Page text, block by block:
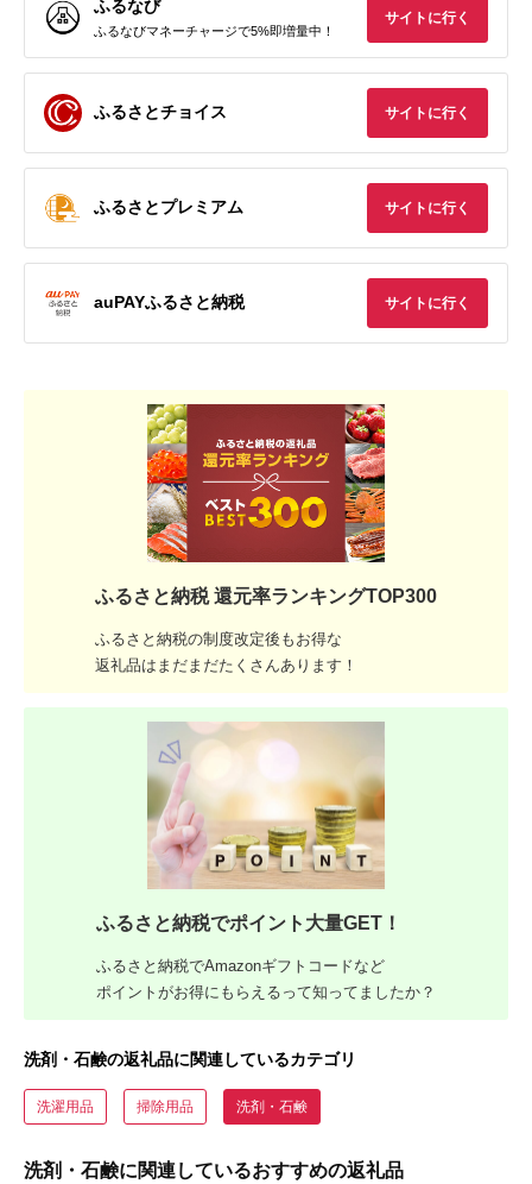
ふるなび
ふるなびマネーチャージで5%即増量中！
サイトに行く
ふるさとチョイス サイトに行く
ふるさとプレミアム サイトに行く
auPAYふるさと納税 サイトに行く
ふるさと納税 還元率ランキングTOP300
ふるさと納税の制度改定後もお得な
返礼品はまだまだたくさんあります！
ふるさと納税でポイント大量GET！
ふるさと納税でAmazonギフトコードなど
ポイントがお得にもらえるって知ってましたか？
洗剤・石鹸の返礼品に関連しているカテゴリ
洗濯用品 掃除用品 洗剤・石鹸
洗剤・石鹸に関連しているおすすめの返礼品